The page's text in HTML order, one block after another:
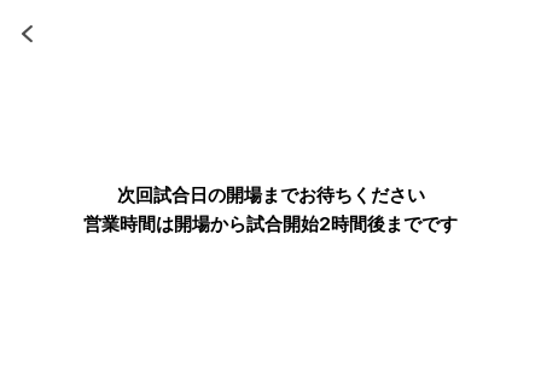
次回試合日の開場までお待ちください
営業時間は開場から試合開始2時間後までです